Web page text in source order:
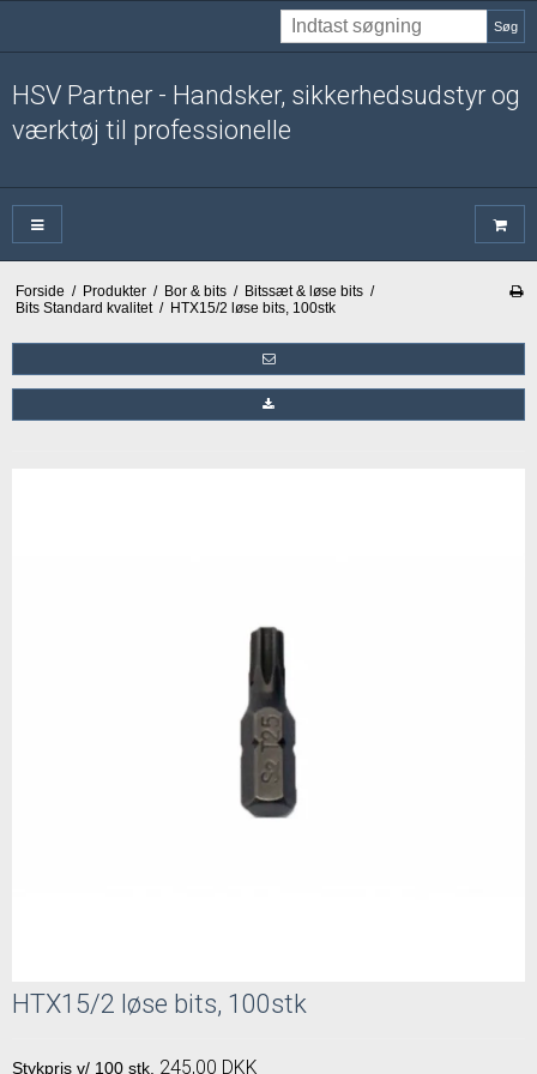
Søg
HSV Partner - Handsker, sikkerhedsudstyr og
værktøj til professionelle
Forside / Produkter / Bor & bits / Bitssæt & løse bits /
Bits Standard kvalitet / HTX15/2 løse bits, 100stk
HTX15/2 løse bits, 100stk
Stykpris v/ 100 stk. 245,00 DKK